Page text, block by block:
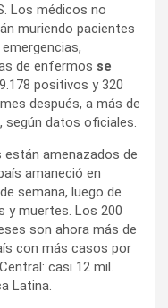
Los médicos no
muriendo pacientes
de enfermos se
positivos y 320
después, a más de
según datos oficiales.
están amenazados de
amaneció en
semana, luego de
y muertes. Los 200
son ahora más de
con más casos por
casi 12 mil.
Latina.